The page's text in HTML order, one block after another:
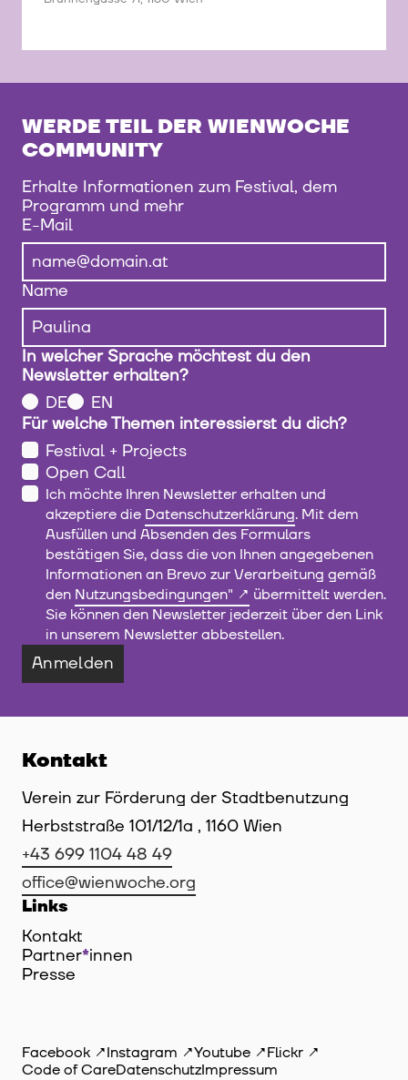
WERDE TEIL DER WIENWOCHE
COMMUNITY
Erhalte Informationen zum Festival, dem
Programm und mehr
E-Mail
Name
In welcher Sprache möchtest du den
Newsletter erhalten?
DE
EN
Für welche Themen interessierst du dich?
Festival + Projects
Open Call
Ich möchte Ihren Newsletter erhalten und
akzeptiere die Datenschutzerklärung. Mit dem
Ausfüllen und Absenden des Formulars
bestätigen Sie, dass die von Ihnen angegebenen
Informationen an Brevo zur Verarbeitung gemäß
den Nutzungsbedingungen"
übermittelt werden.
Sie können den Newsletter jederzeit über den Link
in unserem Newsletter abbestellen.
Anmelden
Kontakt
Verein zur Förderung der Stadtbenutzung
Herbststraße 101/12/1a , 1160 Wien
+43 699 1104 48 49
office@wienwoche.org
Links
Kontakt
Partner*innen
Presse
Facebook Instagram Youtube
Flickr
Code of CareDatenschutzImpressum